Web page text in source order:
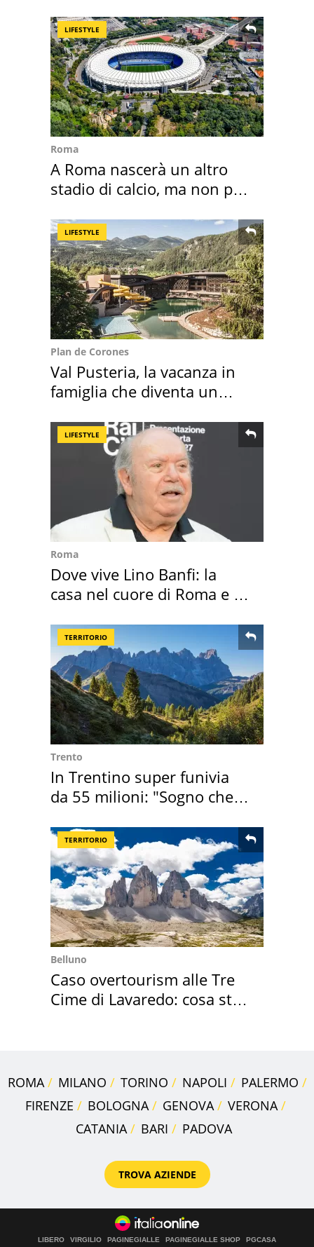
LIFESTYLE
Roma
A Roma nascerà un altro
stadio di calcio, ma non per
LIFESTYLE
Plan de Corones
Val Pusteria, la vacanza in
famiglia che diventa un
LIFESTYLE
Roma
Dove vive Lino Banfi: la
casa nel cuore di Roma e i
TERRITORIO
Trento
In Trentino super funivia
da 55 milioni: "Sogno che si
TERRITORIO
Belluno
Caso overtourism alle Tre
Cime di Lavaredo: cosa sta
ROMA MILANO TORINO NAPOLI
PALERMO
FIRENZE
BOLOGNA GENOVA
VERONA
CATANIA
BARI PADOVA
TROVA AZIENDE
LIBERO VIRGILIO PAGINEGIALLE PAGINEGIALLE SHOP
PGCASA